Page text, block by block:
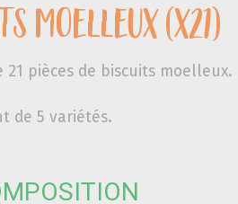
moelleux (x21)
21 pièces de biscuits moelleux.
de 5 variétés.